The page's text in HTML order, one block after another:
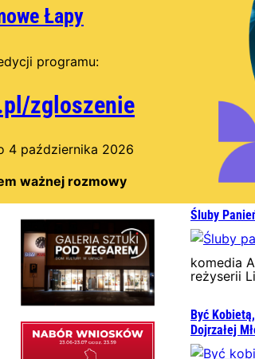
Łapy
programu:
zgloszenie
4 października 2026
ważnej rozmowy
Śluby
komedia
reżyserii
Być
Dojrzałej